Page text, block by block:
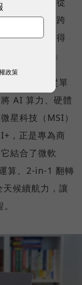
內容創作到跨
考：「我懂得
轉型嗎？」
期待，已從單
AI 算力、硬體
星科技（MSI）
，正是專為商
結合了微軟
算、2-in-1 翻轉
候續航力，讓
政策